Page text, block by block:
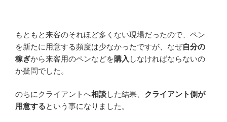
もともと来客のそれほど多くない現場だったので、ペン
を新たに用意する頻度は少なかったですが、なぜ自分の
稼ぎから来客用のペンなどを購入 しなければならないの
か疑問でした。
のちにクライアントへ相談した結果、 クライアント側が
用意するという事になりました。